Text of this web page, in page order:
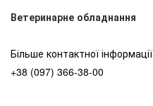
Ветеринарне обладнання
Більше контактної інформації
+38 (097) 366-38-00